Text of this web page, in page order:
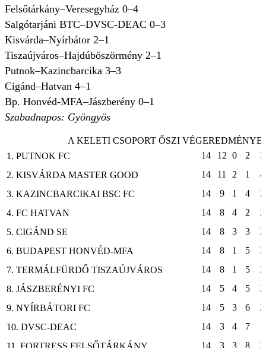
Felsőtárkány–Veresegyház 0–4
Salgótarjáni BTC–DVSC-DEAC 0–3
Kisvárda–Nyírbátor 2–1
Tiszaújváros–Hajdúböszörmény 2–1
Putnok–Kazincbarcika 3–3
Cigánd–Hatvan 4–1
Bp. Honvéd-MFA–Jászberény 0–1
Szabadnapos: Gyöngyös
A KELETI CSOPORT ŐSZI VÉGEREDMÉNYE
1. PUTNOK FC
14 12 0 2
2. KISVÁRDA MASTER GOOD
14 11 2 1
3. KAZINCBARCIKAI BSC FC
14 9 1 4
4. FC HATVAN
14 8 4 2
5. CIGÁND SE
14 8 3 3
6. BUDAPEST HONVÉD-MFA
14 8 1 5
7. TERMÁLFÜRDŐ TISZAÚJVÁROS
14 8 1 5
8. JÁSZBERÉNYI FC
14 5 4 5
9. NYÍRBÁTORI FC
14 5 3 6
10. DVSC-DEAC
14 3 4 7
11. FORTRESS FELSŐTÁRKÁNY
14 3 3 8